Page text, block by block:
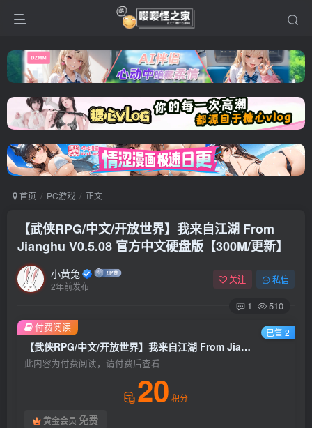
首页 PC游戏 正文
【武侠RPG/中文/开放世界】我来自江湖 From
Jianghu V0.5.08 官方中文硬盘版【300M/更新】
小黄兔
2年前发布
关注 私信
1 510
【武侠RPG/中文/开放世界】我来自江湖 From Jianghu V0.5.08 官方中文硬盘版【300M/更新】
此内容为付费阅读，请付费后查看
20 积分
黄金会员 免费
付费阅读 已售 2